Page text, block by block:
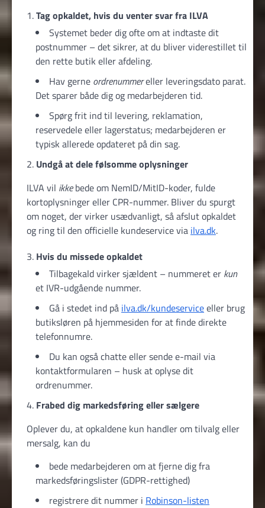
Tag opkaldet, hvis du venter svar fra ILVA
Systemet beder dig ofte om at indtaste dit
postnummer – det sikrer, at du bliver viderestillet til
den rette butik eller afdeling.
Hav gerne ordrenummereller leveringsdato parat.
Det sparer både dig og medarbejderen tid.
Spørg frit ind til levering, reklamation,
reservedele eller lagerstatus; medarbejderen er
typisk allerede opdateret på din sag.
Undgå at dele følsomme oplysninger
ILVA vil ikkebede om NemID/MitID-koder, fulde
kortoplysninger eller CPR-nummer. Bliver du spurgt
om noget, der virker usædvanligt, så afslut opkaldet
og ring til den officielle kundeservice via ilva.dk.
Hvis du missede opkaldet
Tilbagekald virker sjældent – nummeret er kun
et IVR-udgående nummer.
Gå i stedet ind på ilva.dk/kundeserviceeller brug
butiksløren på hjemmesiden for at finde direkte
telefonnumre.
Du kan også chatte eller sende e-mail via
kontaktformularen – husk at oplyse dit
ordrenummer.
Frabed dig markedsføring eller sælgere
Oplever du, at opkaldene kun handler om tilvalg eller
mersalg, kan du
bede medarbejderen om at fjerne dig fra
markedsføringslister (GDPR-rettighed)
registrere dit nummer i Robinson-listen